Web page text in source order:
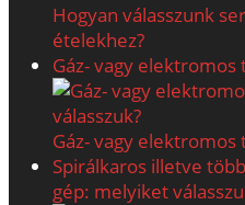
Hogyan válasszunk
ételekhez?
Gáz- vagy
Gáz- vagy
Spirálkaros illetve
gép: melyiket